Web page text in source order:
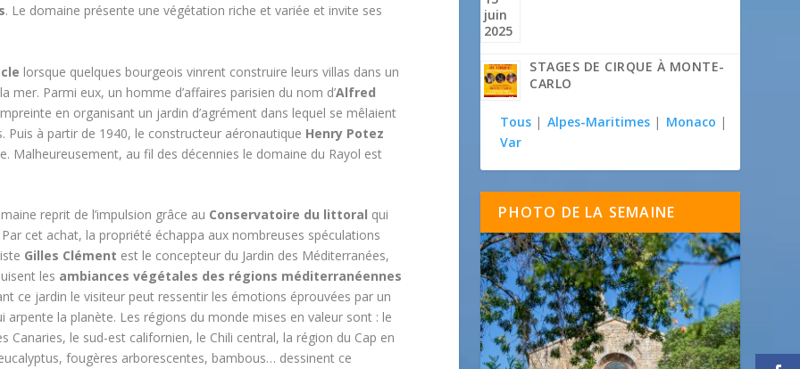
. Le domaine présente une végétation riche et variée et invite ses
lorsque quelques bourgeois vinrent construire leurs villas dans un
Parmi eux, un homme d’affaires parisien du nom d’Alfred
en organisant un jardin d’agrément dans lequel se mêlaient
à partir de 1940, le constructeur aéronautique Henry Potez
Malheureusement, au fil des décennies le domaine du Rayol est
reprit de l’impulsion grâce au Conservatoire du littoral qui
cet achat, la propriété échappa aux nombreuses spéculations
Gilles Clément est le concepteur du Jardin des Méditerranées,
les ambiances végétales des régions méditerranéennes
ce jardin le visiteur peut ressentir les émotions éprouvées par un
arpente la planète. Les régions du monde mises en valeur sont : le
Canaries, le sud-est californien, le Chili central, la région du Cap en
fougères arborescentes, bambous… dessinent ce
STAGES DE CIRQUE À MONTE-
CARLO
Tous | Alpes-Maritimes | Monaco |
Var
PHOTO DE LA SEMAINE